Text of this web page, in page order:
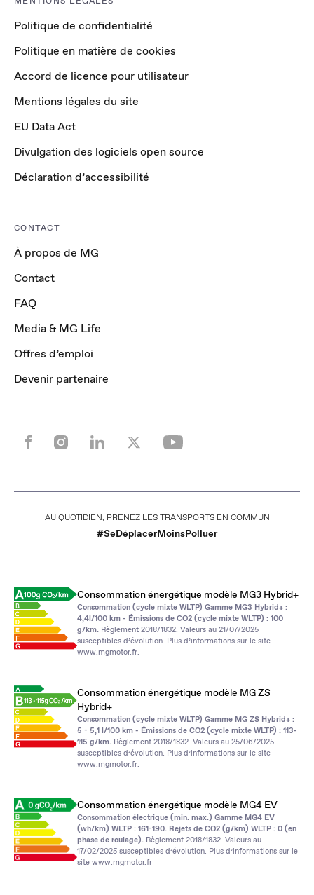
Politique de confidentialité
Politique en matière de cookies
Accord de licence pour utilisateur
Mentions légales du site
EU Data Act
Divulgation des logiciels open source
Déclaration d’accessibilité
CONTACT
À propos de MG
Contact
FAQ
Media & MG Life
Offres d’emploi
Devenir partenaire
EN COMMUN POUR LES TRAJETS COURTS,
Consommation énergétique modèle MG3 Hybrid+
Consommation (cycle mixte WLTP) Gamme MG3 Hybrid+ :
4,4l/100 km - Émissions de CO2 (cycle mixte WLTP) : 100
g/km. Règlement 2018/1832. Valeurs au 21/07/2025
susceptibles d’évolution. Plus d’informations sur le site
www.mgmotor.fr
Consommation énergétique modèle MG ZS
Hybrid+
Consommation (cycle mixte WLTP) Gamme MG ZS Hybrid+ :
5 - 5,1 l/100 km - Émissions de CO2 (cycle mixte WLTP) : 113-
115 g/km. Règlement 2018/1832. Valeurs au 25/06/2025
susceptibles d’évolution. Plus d’informations sur le site
www.mgmotor.fr
Consommation énergétique modèle MG4 EV
Consommation électrique (min. max.) Gamme MG4 EV
(wh/km) WLTP : 161-190. Rejets de CO2 (g/km) WLTP : 0 (en
phase de roulage). Règlement 2018/1832. Valeurs au
17/02/2025 susceptibles d’évolution. Plus d’informations sur le
site www.mgmotor.fr